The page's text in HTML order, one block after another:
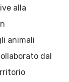
alla
animali
dal